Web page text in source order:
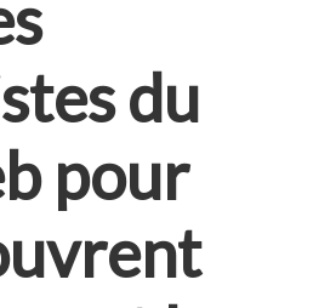
du
pour